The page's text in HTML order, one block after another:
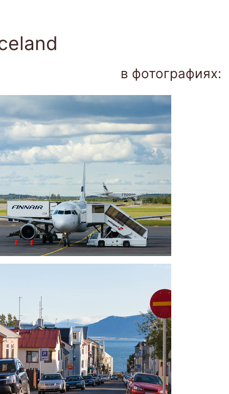
в фотографиях: